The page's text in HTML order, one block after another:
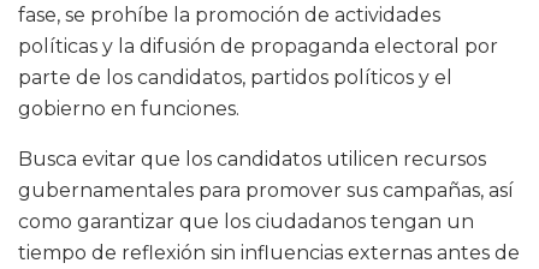
fase, se prohíbe la promoción de actividades
políticas y la difusión de propaganda electoral por
parte de los candidatos, partidos políticos y el
gobierno en funciones.
Busca evitar que los candidatos utilicen recursos
gubernamentales para promover sus campañas, así
como garantizar que los ciudadanos tengan un
tiempo de reflexión sin influencias externas antes de